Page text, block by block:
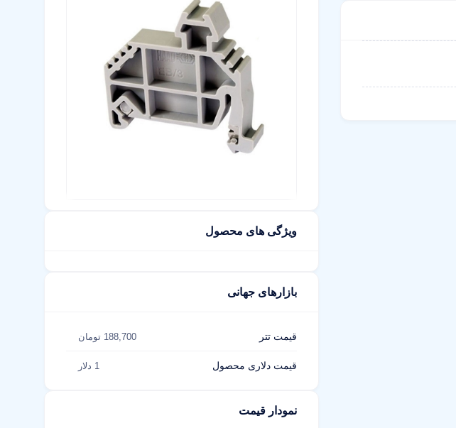
ویژگی های محصول
بازارهای جهانی
قیمت تتر 188,700 تومان
قیمت دلاری محصول 1 دلار
نمودار قیمت